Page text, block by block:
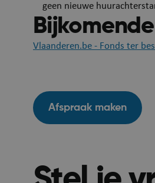
geen nieuwe
Vlaanderen.be - Fonds ter
Afspraak maken